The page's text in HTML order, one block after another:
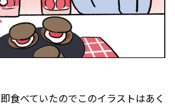
食べていたのでこのイラストはあく